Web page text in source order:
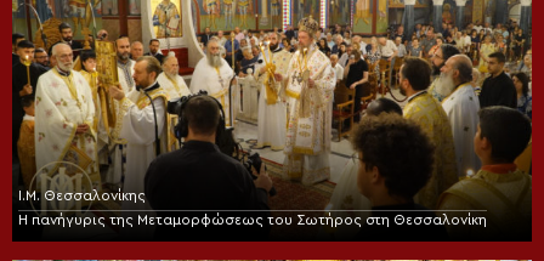
Ι.Μ. Θεσσαλονίκης
Η πανήγυρις της Μεταμορφώσεως του Σωτήρος στη Θεσσαλονίκη